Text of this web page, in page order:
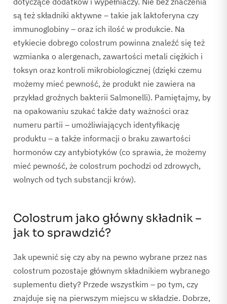
są też składniki aktywne – takie jak laktoferyna czy
immunoglobiny – oraz ich ilość w produkcie. Na
etykiecie dobrego colostrum powinna znaleźć się też
wzmianka o alergenach, zawartości metali ciężkich i
toksyn oraz kontroli mikrobiologicznej (dzięki czemu
możemy mieć pewność, że produkt nie zawiera na
przykład groźnych bakterii Salmonelli). Pamiętajmy, by
na opakowaniu szukać także daty ważności oraz
numeru partii – umożliwiających identyfikację
produktu – a także informacji o braku zawartości
hormonów czy antybiotyków (co sprawia, że możemy
mieć pewność, że colostrum pochodzi od zdrowych,
wolnych od tych substancji krów).
Colostrum jako główny składnik –
jak to sprawdzić?
Jak upewnić się czy aby na pewno wybrane przez nas
colostrum pozostaje głównym składnikiem wybranego
suplementu diety? Przede wszystkim – po tym, czy
znajduje się na pierwszym miejscu w składzie. Dobrze,